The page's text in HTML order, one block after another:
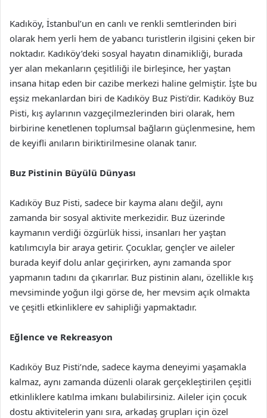
Kadıköy, İstanbul’un en canlı ve renkli semtlerinden biri
olarak hem yerli hem de yabancı turistlerin ilgisini çeken bir
noktadır. Kadıköy’deki sosyal hayatın dinamikliği, burada
yer alan mekanların çeşitliliği ile birleşince, her yaştan
insana hitap eden bir cazibe merkezi haline gelmiştir. İşte bu
eşsiz mekanlardan biri de Kadıköy Buz Pisti’dir. Kadıköy Buz
Pisti, kış aylarının vazgeçilmezlerinden biri olarak, hem
birbirine kenetlenen toplumsal bağların güçlenmesine, hem
de keyifli anıların biriktirilmesine olanak tanır.
Buz Pistinin Büyülü Dünyası
Kadıköy Buz Pisti, sadece bir kayma alanı değil, aynı
zamanda bir sosyal aktivite merkezidir. Buz üzerinde
kaymanın verdiği özgürlük hissi, insanları her yaştan
katılımcıyla bir araya getirir. Çocuklar, gençler ve aileler
burada keyif dolu anlar geçirirken, aynı zamanda spor
yapmanın tadını da çıkarırlar. Buz pistinin alanı, özellikle kış
mevsiminde yoğun ilgi görse de, her mevsim açık olmakta
ve çeşitli etkinliklere ev sahipliği yapmaktadır.
Eğlence ve Rekreasyon
Kadıköy Buz Pisti’nde, sadece kayma deneyimi yaşamakla
kalmaz, aynı zamanda düzenli olarak gerçekleştirilen çeşitli
etkinliklere katılma imkanı bulabilirsiniz. Aileler için çocuk
dostu aktivitelerin yanı sıra, arkadaş grupları için özel